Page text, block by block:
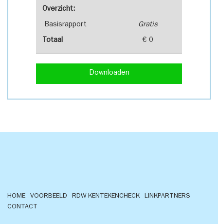
Overzicht:
Basisrapport Gratis
Totaal € 0
Downloaden
HOME VOORBEELD RDW KENTEKENCHECK
LINKPARTNERS
CONTACT